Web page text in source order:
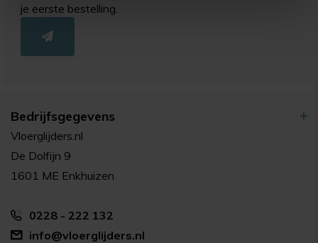
je eerste bestelling.
Bedrijfsgegevens
Vloerglijders.nl
De Dolfijn 9
1601 ME Enkhuizen
0228 - 222 132
info@vloerglijders.nl